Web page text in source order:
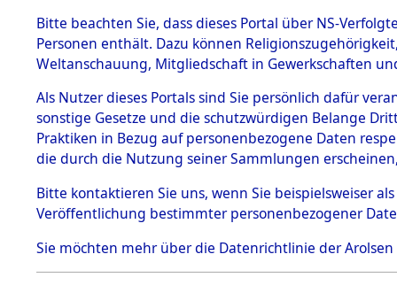
BESTÄNDE
1.
mente
5. Verschiedenes
5.3
Todesmärsche
5.3.1 Alliierte
Erhebungen
zu
Todesmärsch
en
5.3.2
Kupferberg
0001 (84599073)
Bitte beachten Sie, dass dieses Portal über NS-
Personen enthält. Dazu können
Weltanschauung, Mitgliedschaft in Gewerkschaften
Als Nutzer dieses Portals sind Sie persönlich dafür
sonstige Gesetze und die schutzwürdigen Belange
Praktiken in Bezug auf personenbezogene Daten
die durch die Nutzung seiner Sammlungen
Bitte kontaktieren Sie uns, wenn Sie beispielsweiser
Veröffentlichung bestimmter personenbezogener
Sie möchten mehr über die Datenrichtlinie der Arolsen